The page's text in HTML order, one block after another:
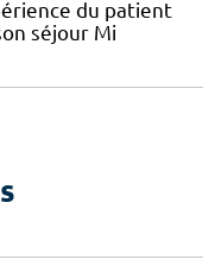
du patient
séjour Mi